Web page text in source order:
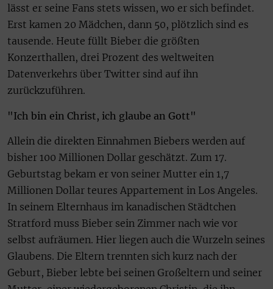
lässt er seine Fans stets wissen, wo er sich befindet.
Erst kamen 20 Mädchen, dann 50, plötzlich sind es
tausende. Heute füllt Bieber die größten
Konzerthallen, drei Prozent des weltweiten
Datenverkehrs über Twitter sind auf ihn
zurückzuführen.
"Ich bin ein Christ, ich glaube an Gott"
Allein die direkten Einnahmen Biebers werden auf
bisher 100 Millionen Dollar geschätzt. Zum 17.
Geburtstag bekam er von seiner Mutter ein 1,7
Millionen Dollar teures Appartement in Los Angeles.
In seinem Elternhaus im kanadischen Städtchen
Stratford muss Bieber sein Zimmer nach wie vor
selbst aufräumen. Hier liegen auch die Wurzeln seines
Glaubens. Die Eltern trennten sich kurz nach der
Geburt, Bieber lebte bei seinen Großeltern und seiner